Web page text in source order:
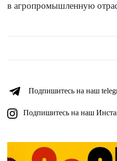
в агропромышленную
Подпишитесь на наш
Подпишитесь на наш